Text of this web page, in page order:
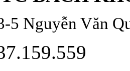
5 Nguyễn Văn